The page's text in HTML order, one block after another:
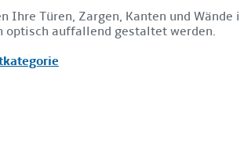
Ihre Türen, Zargen, Kanten und
optisch auffallend gestaltet werden.